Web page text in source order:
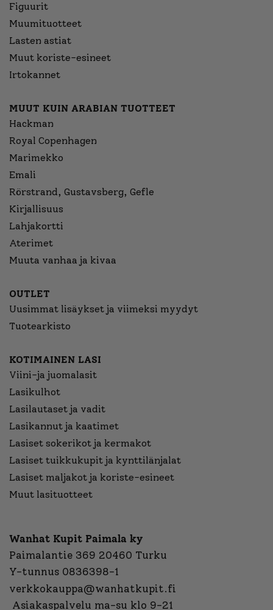
Figuurit
Muumituotteet
Lasten astiat
Muut koriste-esineet
Irtokannet
MUUT KUIN ARABIAN TUOTTEET
Hackman
Royal Copenhagen
Marimekko
Emali
Rörstrand, Gustavsberg, Gefle
Kirjallisuus
Lahjakortti
Aterimet
Muuta vanhaa ja kivaa
OUTLET
Uusimmat lisäykset ja viimeksi myydyt
Tuotearkisto
KOTIMAINEN LASI
Viini-ja juomalasit
Lasikulhot
Lasilautaset ja vadit
Lasikannut ja kaatimet
Lasiset sokerikot ja kermakot
Lasiset tuikkukupit ja kynttilänjalat
Lasiset maljakot ja koriste-esineet
Muut lasituotteet
Wanhat Kupit Paimala ky
Paimalantie 369 20460 Turku
Y-tunnus 0836398-1
verkkokauppa@wanhatkupit.fi
Asiakaspalvelu ma-su klo 9-21